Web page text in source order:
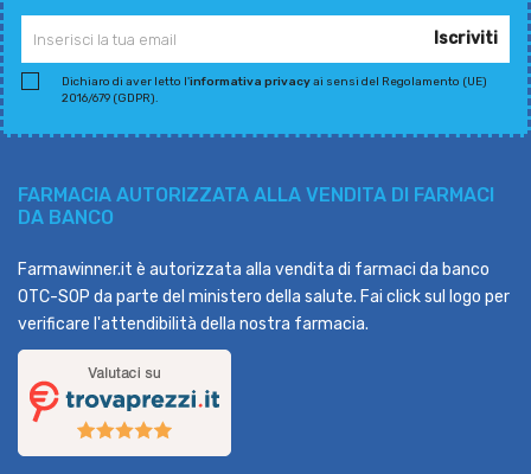
Iscriviti
Dichiaro di aver letto l'informativa privacyai sensi del Regolamento (UE)
2016/679 (GDPR).
FARMACIA AUTORIZZATA ALLA VENDITA DI FARMACI
DA BANCO
Farmawinner.it è autorizzata alla vendita di farmaci da banco
OTC-SOP da parte del ministero della salute. Fai click sul logo per
verificare l'attendibilità della nostra farmacia.